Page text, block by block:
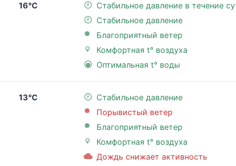
16°C
Стабильное давление в течение
Стабильное давление
Благоприятный ветер
Комфортная t° воздуха
Оптимальная t° воды
13°C
Стабильное давление
Порывистый ветер
Благоприятный ветер
Комфортная t° воздуха
Дождь снижает активность